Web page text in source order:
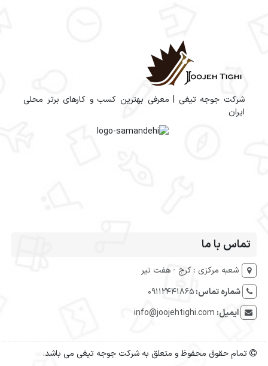
شرکت جوجه تیغی | معرفی بهترین کسب و کارهای برتر محلی
ایران
تماس با ما
شعبه مرکزی : کرج - هفت تیر
شماره تماس:09112441865
ایمیل: info@joojehtighi.com
تمام حقوق محفوظ و متعلق به شرکت جوجه تیغی می باشد.